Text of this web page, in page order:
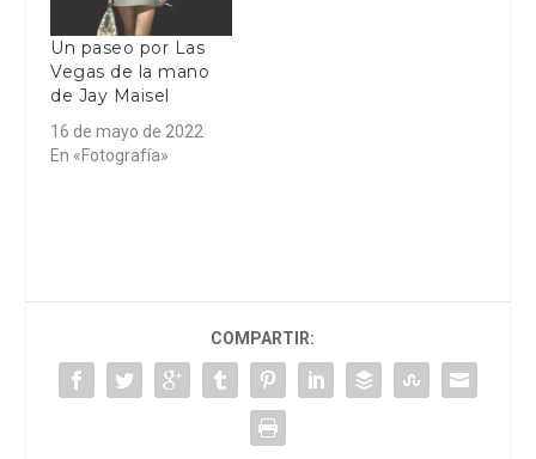
Un paseo por Las
Vegas de la mano
de Jay Maisel
16 de mayo de 2022
En «Fotografía»
COMPARTIR: